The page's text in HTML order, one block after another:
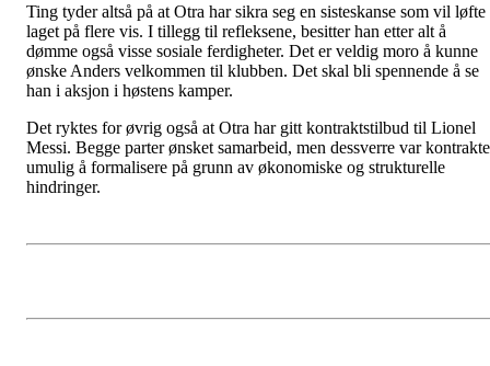
Ting tyder altså på at Otra har sikra seg en sisteskanse som vil løfte
laget på flere vis. I tillegg til refleksene, besitter han etter alt å
dømme også visse sosiale ferdigheter. Det er veldig moro å kunne
ønske Anders velkommen til klubben. Det skal bli spennende å se
han i aksjon i høstens kamper.
Det ryktes for øvrig også at Otra har gitt kontraktstilbud til Lionel
Messi. Begge parter ønsket samarbeid, men dessverre var
umulig å formalisere på grunn av økonomiske og strukturelle
hindringer.